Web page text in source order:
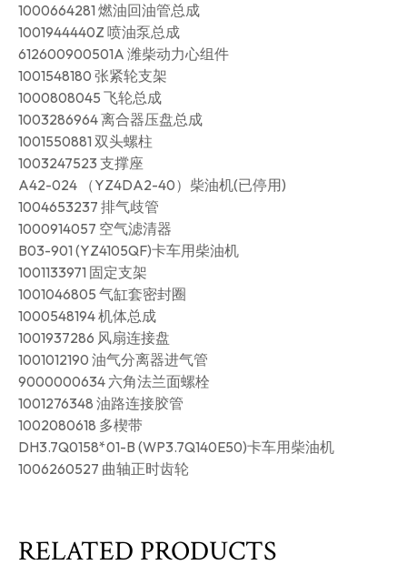
1000664281 燃油回油管总成
1001944440Z 喷油泵总成
612600900501A 潍柴动力心组件
1001548180 张紧轮支架
1000808045 飞轮总成
1003286964 离合器压盘总成
1001550881 双头螺柱
1003247523 支撑座
A42-024 （YZ4DA2-40）柴油机(已停用)
1004653237 排气歧管
1000914057 空气滤清器
B03-901 (YZ4105QF)卡车用柴油机
1001133971 固定支架
1001046805 气缸套密封圈
1000548194 机体总成
1001937286 风扇连接盘
1001012190 油气分离器进气管
9000000634 六角法兰面螺栓
1001276348 油路连接胶管
1002080618 多楔带
DH3.7Q0158*01-B (WP3.7Q140E50)卡车用柴油机
1006260527 曲轴正时齿轮
RELATED PRODUCTS